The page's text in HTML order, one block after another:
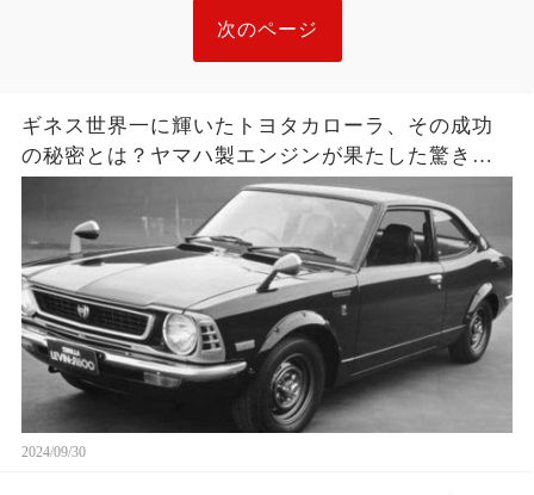
次のページ
ギネス世界一に輝いたトヨタカローラ、その成功
の秘密とは？ヤマハ製エンジンが果たした驚きの
2024/09/30